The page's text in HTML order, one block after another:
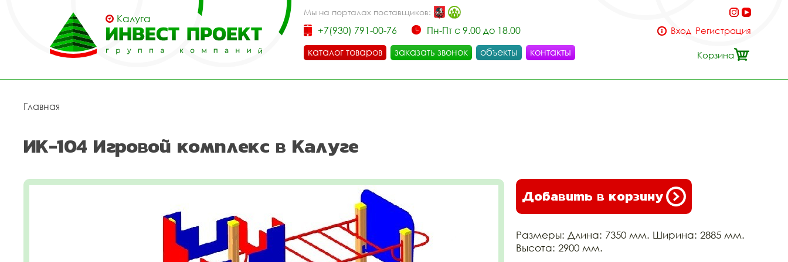
Калуга
Мы на порталах поставщиков:
+7(930) 791-00-76
Пн-Пт с 9.00 до 18.00
каталог товаров
заказать звонок объекты контакты
Вход Регистрация
Корзина
Главная
ИК-104 Игровой комплекс в Калуге
Добавить в корзину
Размеры: Длина: 7350 мм. Ширина: 2885 мм.
Высота: 2900 мм.